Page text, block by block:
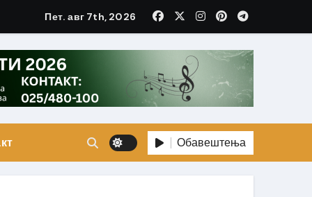
Пет. авг 7th, 2026
Обавештења